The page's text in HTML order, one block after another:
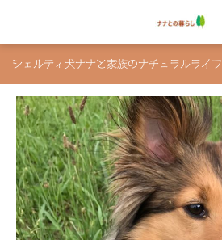
シェルティ犬ナナと家族のナチュラルライフ